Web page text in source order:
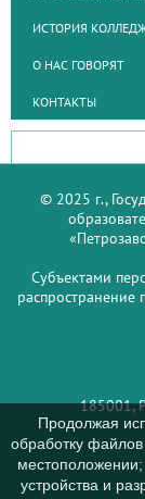
ИСТОРИЯ
О НАС ГОВОРЯТ
КОНТАКТЫ
© 2025 г.,
Субъектами
185001,
Продолжая
обработку
устройства и